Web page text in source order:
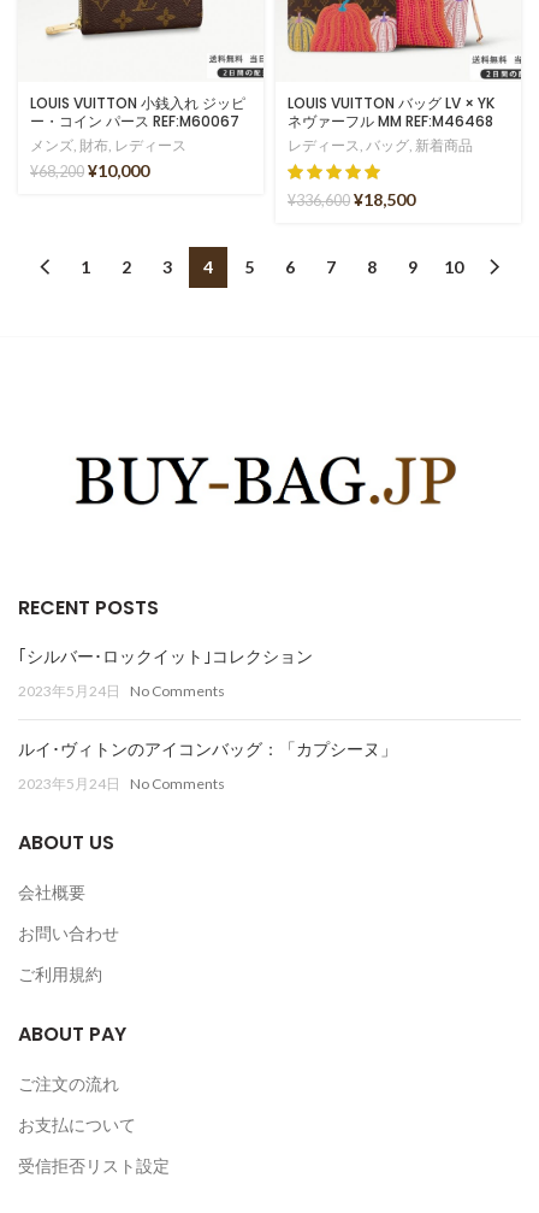
LOUIS VUITTON 小銭入れ ジッピ
ー・コイン パース REF:M60067
メンズ, 財布, レディース
¥68,200 ¥10,000
LOUIS VUITTON バッグ LV × YK
ネヴァーフル MM REF:M46468
レディース, バッグ, 新着商品
¥336,600 ¥18,500
1 2 3 4 5 6 7 8 9 10
RECENT POSTS
｢シルバー･ロックイット｣コレクション
2023年5月24日 No Comments
ルイ･ヴィトンのアイコンバッグ：「カプシーヌ」
2023年5月24日 No Comments
ABOUT US
会社概要
お問い合わせ
ご利用規約
ABOUT PAY
ご注文の流れ
お支払について
受信拒否リスト設定